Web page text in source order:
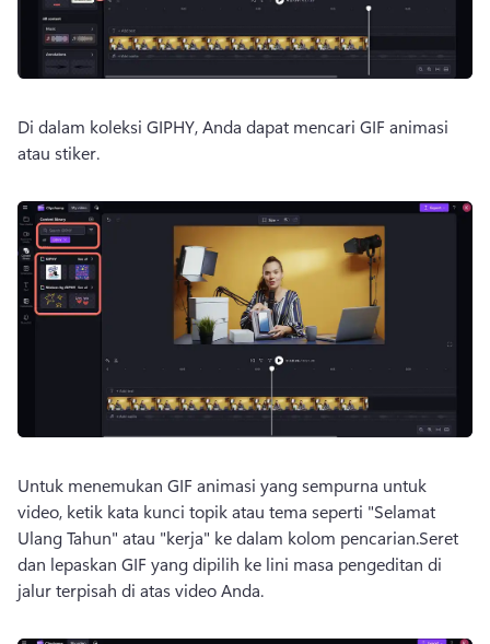
Di dalam koleksi GIPHY, Anda dapat mencari GIF animasi
atau stiker.
Untuk menemukan GIF animasi yang sempurna untuk
video, ketik kata kunci topik atau tema seperti "Selamat
Ulang Tahun" atau "kerja" ke dalam kolom pencarian.Seret
dan lepaskan GIF yang dipilih ke lini masa pengeditan di
jalur terpisah di atas video Anda.